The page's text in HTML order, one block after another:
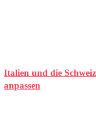
Italien und die
anpassen